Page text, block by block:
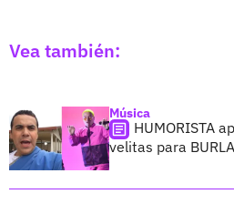
Vea también:
Música
HUMORISTA
velitas para